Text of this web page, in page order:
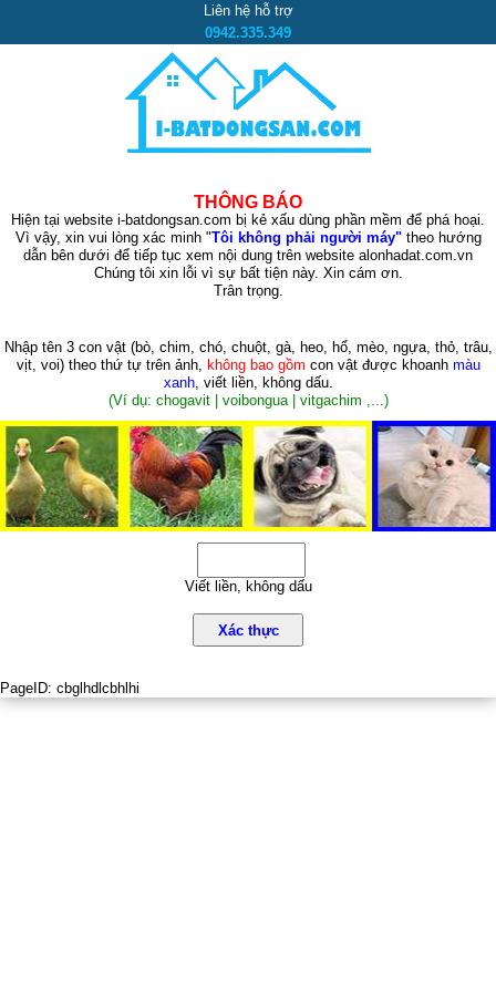
Liên hệ hỗ trợ
0942.335.349
THÔNG BÁO
Hiện tại website i-batdongsan.com bị kẻ xấu dùng phần mềm để phá hoại.
Vì vậy, xin vui lòng xác minh "Tôi không phải người máy"theo hướng
dẫn bên dưới để tiếp tục xem nội dung trên website alonhadat.com.vn
Chúng tôi xin lỗi vì sự bất tiện này. Xin cám ơn.
Trân trọng.
Nhập tên 3 con vật (bò, chim, chó, chuột, gà, heo, hổ, mèo, ngựa, thỏ, trâu,
vịt, voi)theo thứ tự trên ảnh, không bao gồm con vật được khoanh màu
xanh, viết liền, không dấu.
(Ví dụ: chogavit | voibongua | vitgachim ,...)
Viết liền, không dấu
Xác thực
PageID: cbglhdlcbhlhi